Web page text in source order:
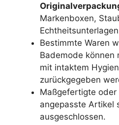
Markenboxen,
Bestimmte Waren
Bademode können
mit intaktem
zurückgegeben
Maßgefertigte oder
angepasste Artikel
ausgeschlossen.